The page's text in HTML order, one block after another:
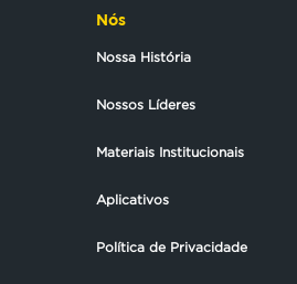
Nós
Nossa História
Nossos Líderes
Materiais Institucionais
Aplicativos
Política de Privacidade